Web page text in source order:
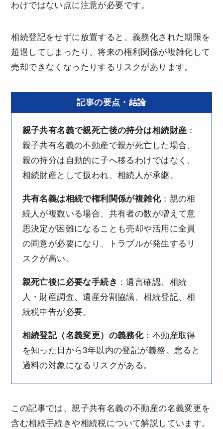
わけではない点に注意が必要です。
相続登記をせずに放置すると、義務化された期限を
超過してしまったり、将来の権利関係が複雑化して
売却できなくなったりするリスクがあります。
記事の要点・結論
親子共有名義で親死亡後の持分は相続財産 ：
親子共有名義の不動産で親が死亡した場合、
親の持分は自動的に子へ移るわけではなく、
相続財産として扱われ、相続人が承継。
共有名義は相続で権利関係が複雑化：親の相
続人が複数いる場合、共有者の数が増えて意
思決定が困難になることも売却や活用に全員
の同意が必要になり、トラブルが発生するリ
スクが高い。
親死亡後に必要な手続き ：遺言確認、相続
人・財産調査、遺産分割協議、相続登記、相
続税申告が必要。
相続登記（名義変更）の義務化：不動産取得
を知った日から3年以内の登記が義務。怠ると
過料の対象になるリスクがある。
この記事では、親子共有名義の不動産の名義変更を
含む相続手続きや相続税について解説しています。